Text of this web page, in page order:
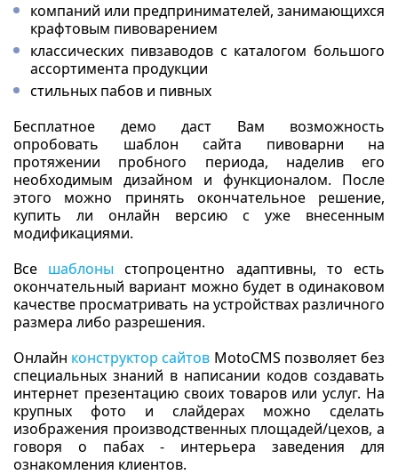
компаний или предпринимателей, занимающихся
крафтовым пивоварением
классических пивзаводов с каталогом большого
ассортимента продукции
стильных пабов и пивных
Бесплатное демо даст Вам возможность
опробовать шаблон сайта пивоварни на
протяжении пробного периода, наделив его
необходимым дизайном и функционалом. После
этого можно принять окончательное решение,
купить ли онлайн версию с уже внесенным
модификациями.
Все шаблоны стопроцентно адаптивны, то есть
окончательный вариант можно будет в одинаковом
качестве просматривать на устройствах различного
размера либо разрешения.
Онлайн конструктор сайтов MotoCMS позволяет без
специальных знаний в написании кодов создавать
интернет презентацию своих товаров или услуг. На
крупных фото и слайдерах можно сделать
изображения производственных площадей/цехов, а
говоря о пабах - интерьера заведения для
ознакомления клиентов.